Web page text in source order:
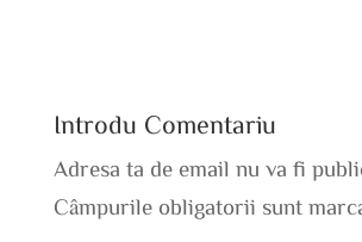
Introdu Comentariu
Adresa ta de email nu va fi
Câmpurile obligatorii sunt